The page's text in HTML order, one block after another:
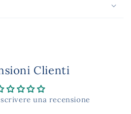
Clienti
una recensione